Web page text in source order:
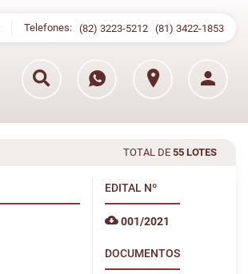
Telefones: (82) 3223-5212 (81) 3422-1853
TOTAL DE 55 LOTES
EDITAL Nº
001/2021
DOCUMENTOS